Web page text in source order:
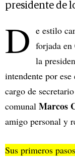
presidente de
D e estilo
forjada en
la
intendente por
cargo de
comunal Marcos
amigo personal y
Sus primeros